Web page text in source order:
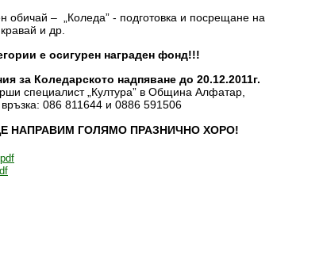
обичай – „Коледа” - подготовка и посрещане на
и др.
е осигурен награден фонд!!!
за Коледарското надпяване до 20.12.2011г.
специалист „Култура” в Община Алфатар,
086 811644 и 0886 591506
НАПРАВИМ ГОЛЯМО ПРАЗНИЧНО ХОРО!